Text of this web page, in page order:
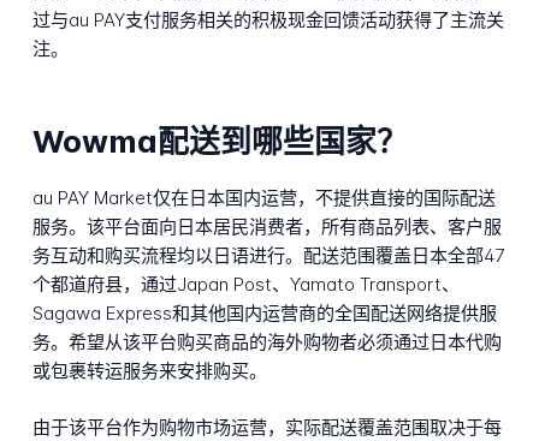
过与au PAY支付服务相关的积极现金回馈活动获得了主流关
注。
Wowma配送到哪些国家？
au PAY Market仅在日本国内运营，不提供直接的国际配送
服务。该平台面向日本居民消费者，所有商品列表、客户服
务互动和购买流程均以日语进行。配送范围覆盖日本全部47
个都道府县，通过Japan Post、Yamato Transport、
Sagawa Express和其他国内运营商的全国配送网络提供服
务。希望从该平台购买商品的海外购物者必须通过日本代购
或包裹转运服务来安排购买。
由于该平台作为购物市场运营，实际配送覆盖范围取决于每